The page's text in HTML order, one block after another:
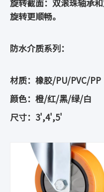
旋转截面：双滚珠轴承
旋转更顺畅。
防水介质系列：
材质：橡胶/PU/PVC/PP
颜色：橙/红/黑/绿/白
尺寸：3',4',5'